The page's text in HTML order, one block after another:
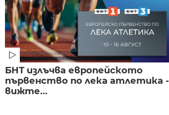
БНТ излъчва европейското
първенство по лека атлетика -
вижте...